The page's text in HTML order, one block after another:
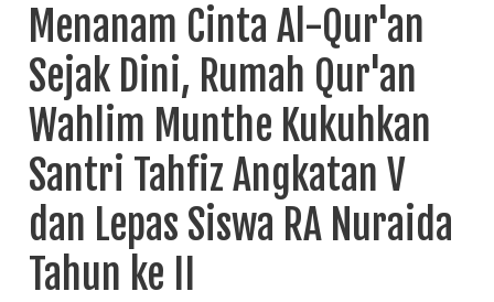
Menanam Cinta Al-Qur'an
Sejak Dini, Rumah Qur'an
Wahlim Munthe Kukuhkan
Santri Tahfiz Angkatan V
dan Lepas Siswa RA Nuraida
Tahun ke II